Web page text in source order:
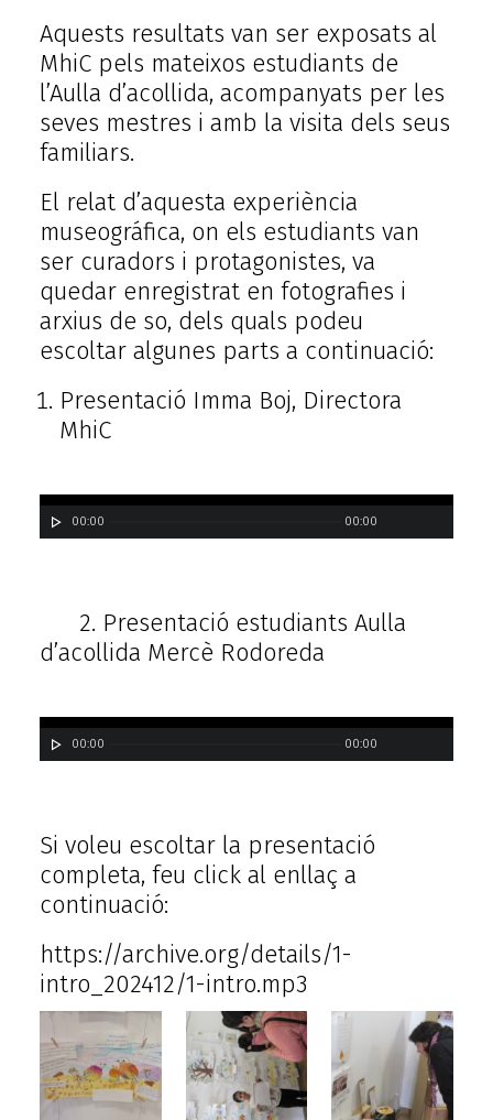
Aquests resultats van ser exposats al
MhiC pels mateixos estudiants de
l’Aulla d’acollida, acompanyats per les
seves mestres i amb la visita dels seus
familiars.
El relat d’aquesta experiència
museográfica, on els estudiants van
ser curadors i protagonistes, va
quedar enregistrat en fotografies i
arxius de so, dels quals podeu
escoltar algunes parts a continuació:
Presentació Imma Boj, Directora
MhiC
00:00 00:00
2. Presentació estudiants Aulla
d’acollida Mercè Rodoreda
00:00 00:00
Si voleu escoltar la presentació
completa, feu click al enllaç a
continuació:
https://archive.org/details/1-
intro_202412/1-intro.mp3